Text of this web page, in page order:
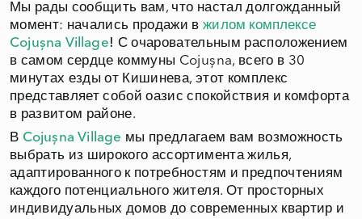
Мы рады сообщить вам, что настал долгожданный
момент: начались продажи вжилом комплексе
Cojușna Village! С очаровательным расположением
в самом сердце коммуны Cojușna, всего в 30
минутах езды от Кишинева, этот комплекс
представляет собой оазис спокойствия и комфорта
в развитом районе.
В Cojușna Village мы предлагаем вам возможность
выбрать из широкого ассортимента жилья,
адаптированного к потребностям и предпочтениям
каждого потенциального жителя. От просторных
индивидуальных домов до современных квартир и